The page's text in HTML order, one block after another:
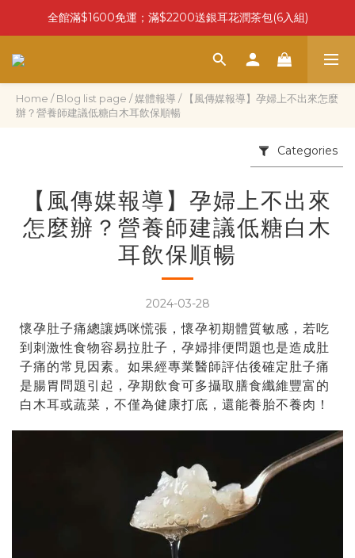
全館滿$1600免運；滿$2200送銀耳花潤茶包(6入組)
Home /Blog list page /媒體報導 /
【風傳媒報導】孕婦上不出來怎麼
辦？營養師建議低糖白木耳飲保順暢
Categories
【風傳媒報導】孕婦上不出來
怎麼辦？營養師建議低糖白木
耳飲保順暢
2024-03-28
懷孕肚子痛總讓媽咪慌張，懷孕初期體質敏感，若吃
到刺激性食物容易拉肚子，孕婦排便問題也是造成肚
子痛的常見因素。如果經專業醫師評估後確定肚子痛
是腸胃問題引起，孕期飲食可多攝取膳食纖維豐富的
白木耳或蔬菜，不僅為健康打底，還能養胎不養肉！